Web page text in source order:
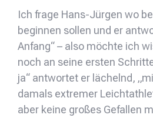
Ich frage Hans-Jürgen wo
beginnen sollen und er
Anfang“ – also möchte ich
noch an seine ersten
ja“ antwortet er lächelnd,
damals extremer
aber keine großes Gefallen